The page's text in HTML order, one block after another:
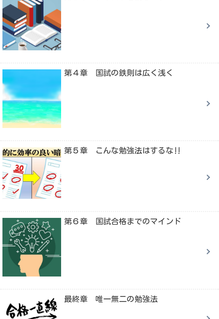
第４章 国試の鉄則は広く浅く
第５章 こんな勉強法はするな‼
第６章 国試合格までのマインド
最終章 唯一無二の勉強法